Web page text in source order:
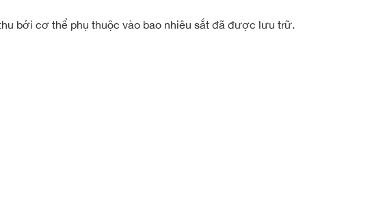
bởi cơ thể phụ thuộc vào bao nhiêu sắt đã được lưu trữ.